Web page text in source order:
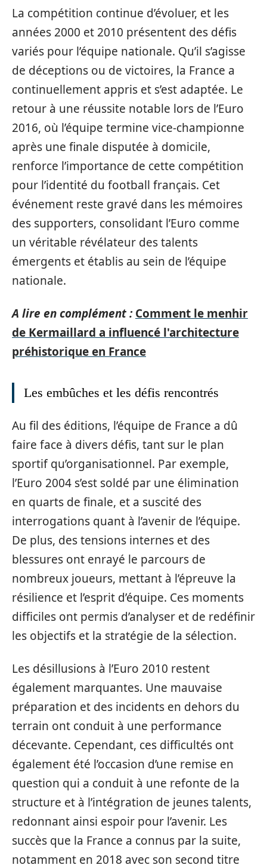
La compétition continue d’évoluer, et les
années 2000 et 2010 présentent des défis
variés pour l’équipe nationale. Qu’il s’agisse
de déceptions ou de victoires, la France a
continuellement appris et s’est adaptée. Le
retour à une réussite notable lors de l’Euro
2016, où l’équipe termine vice-championne
après une finale disputée à domicile,
renforce l’importance de cette compétition
pour l’identité du football français. Cet
événement reste gravé dans les mémoires
des supporters, consolidant l’Euro comme
un véritable révélateur des talents
émergents et établis au sein de l’équipe
nationale.
A lire en complément : Comment le menhir
de Kermaillard a influencé l'architecture
préhistorique en France
Les embûches et les défis rencontrés
Au fil des éditions, l’équipe de France a dû
faire face à divers défis, tant sur le plan
sportif qu’organisationnel. Par exemple,
l’Euro 2004 s’est soldé par une élimination
en quarts de finale, et a suscité des
interrogations quant à l’avenir de l’équipe.
De plus, des tensions internes et des
blessures ont enrayé le parcours de
nombreux joueurs, mettant à l’épreuve la
résilience et l’esprit d’équipe. Ces moments
difficiles ont permis d’analyser et de redéfinir
les objectifs et la stratégie de la sélection.
Les désillusions à l’Euro 2010 restent
également marquantes. Une mauvaise
préparation et des incidents en dehors du
terrain ont conduit à une performance
décevante. Cependant, ces difficultés ont
également été l’occasion d’une remise en
question qui a conduit à une refonte de la
structure et à l’intégration de jeunes talents,
redonnant ainsi espoir pour l’avenir. Les
succès que la France a connus par la suite,
notamment en 2018 avec son second titre